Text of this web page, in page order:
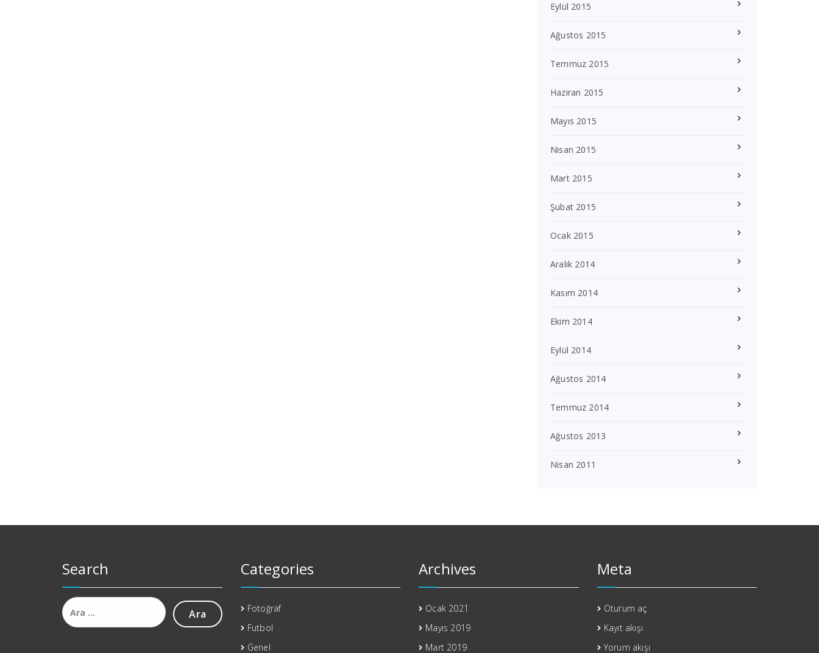
Eylül 2015
Ağustos 2015
Temmuz 2015
Haziran 2015
Mayıs 2015
Nisan 2015
Mart 2015
Şubat 2015
Ocak 2015
Aralık 2014
Kasım 2014
Ekim 2014
Eylül 2014
Ağustos 2014
Temmuz 2014
Ağustos 2013
Nisan 2011
Search
Arama:
Categories
Fotoğraf
Futbol
Genel
Archives
Ocak 2021
Mayıs 2019
Mart 2019
Meta
Oturum aç
Kayıt akışı
Yorum akışı